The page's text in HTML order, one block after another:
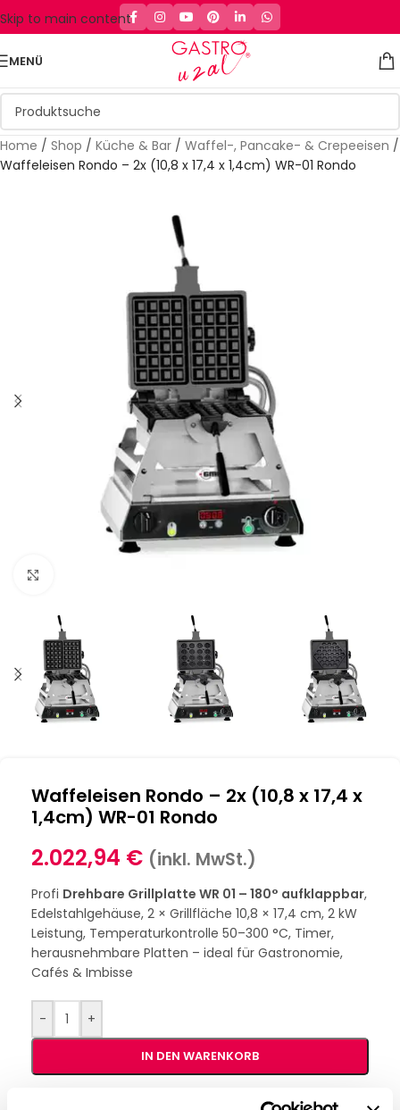
Skip to main content
MENÜ
Home / Shop / Küche & Bar / Waffel-, Pancake- & Crepeeisen /
Waffeleisen Rondo – 2x (10,8 x 17,4 x 1,4cm) WR-01 Rondo
Waffeleisen Rondo – 2x (10,8 x 17,4 x
1,4cm) WR-01 Rondo
2.022,94 € (inkl. MwSt.)
Profi Drehbare Grillplatte WR 01 – 180° aufklappbar,
Edelstahlgehäuse, 2 × Grillfläche 10,8 × 17,4 cm, 2 kW
Leistung, Temperaturkontrolle 50–300 °C, Timer,
herausnehmbare Platten – ideal für Gastronomie,
Cafés & Imbisse
- +
IN DEN WARENKORB